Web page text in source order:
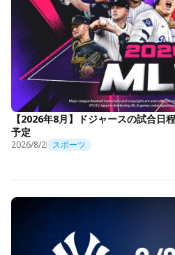
【2026年8月】ドジャースの試合
予定
2026/8/2 スポーツ